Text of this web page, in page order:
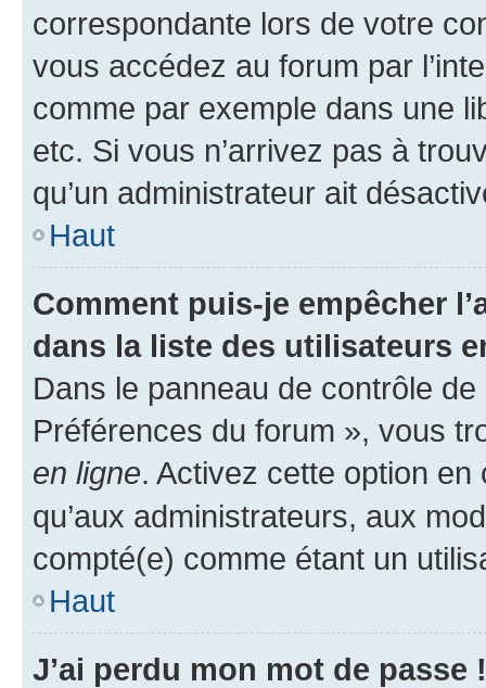
correspondante lors de votre
vous accédez au forum par
comme par exemple dans une
etc. Si vous n’arrivez pas à
qu’un administrateur ait
Haut
Comment puis-je empêcher
dans la liste des utilisateurs
Dans le panneau de contrôle
Préférences du forum », vous
en ligne. Activez cette option
qu’aux administrateurs, aux
compté(e) comme étant un
Haut
J’ai perdu mon mot de passe !